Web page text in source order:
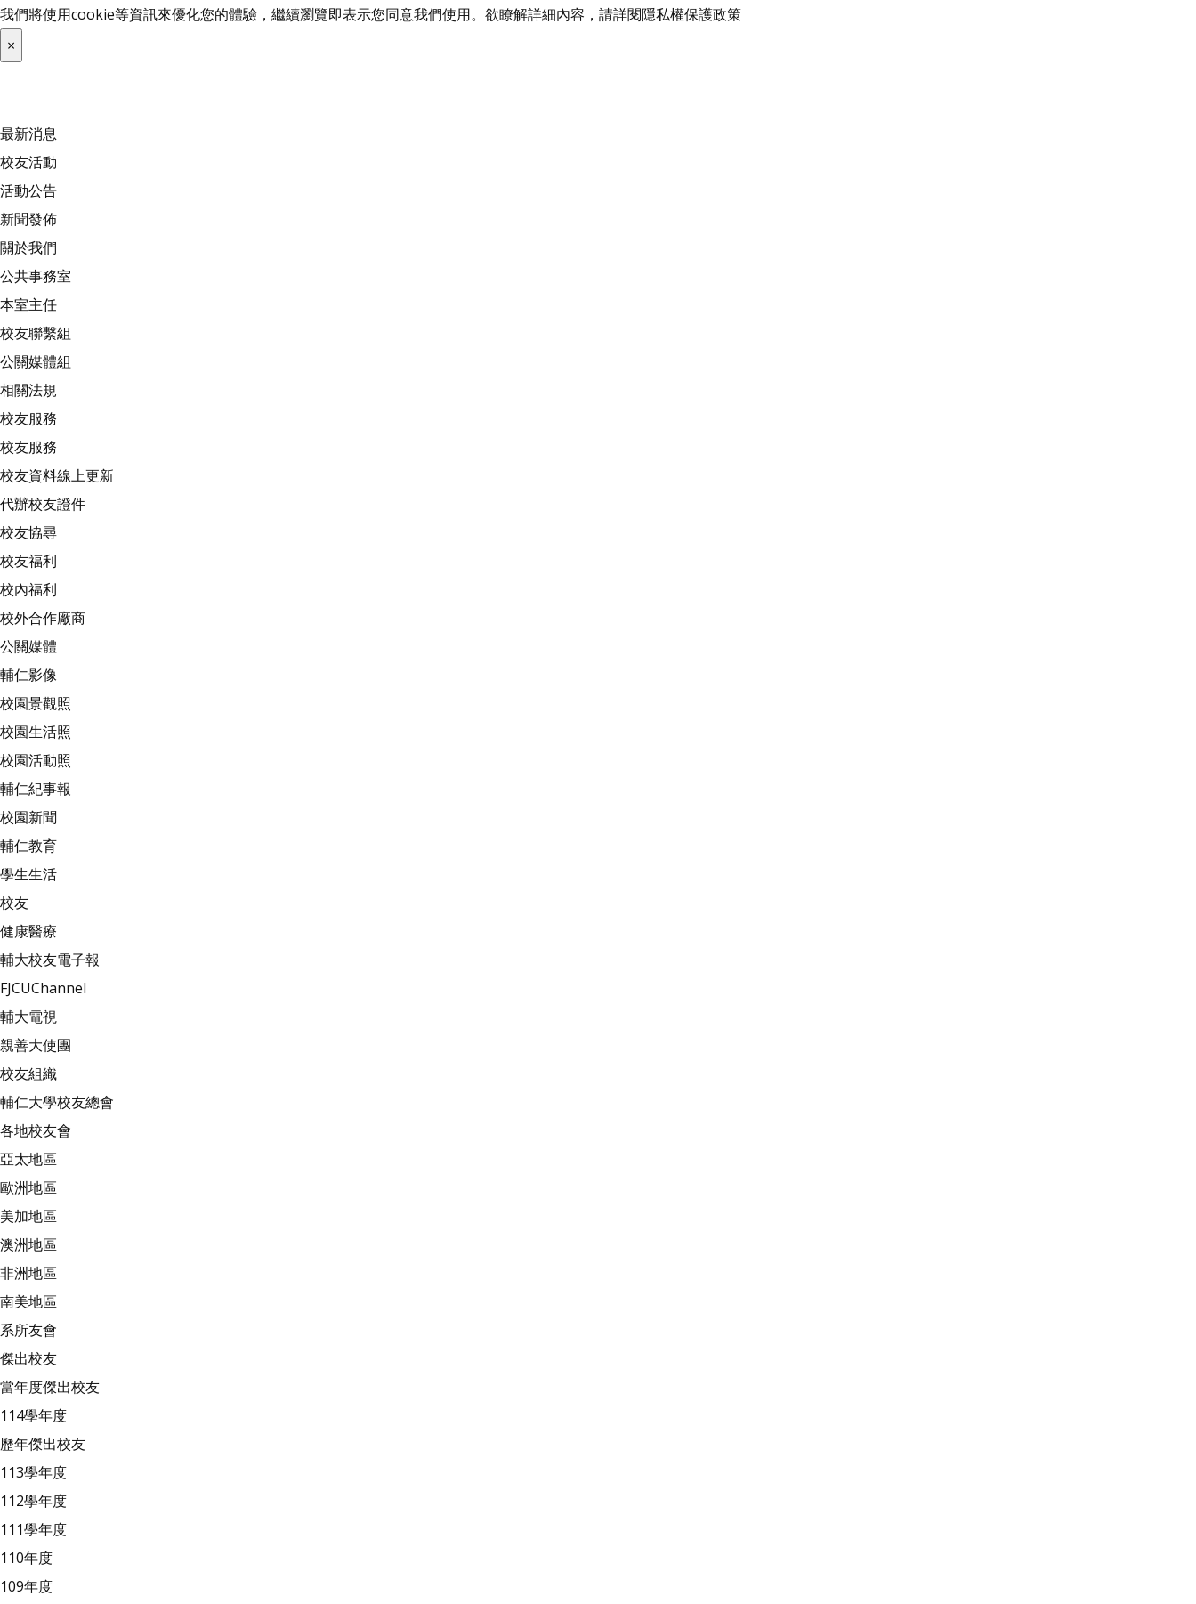
我們將使用cookie等資訊來優化您的體驗，繼續瀏覽即表示您同意我們使用。欲瞭解詳細內容，請詳閱隱私權保護政策
×
最新消息
校友活動
活動公告
新聞發佈
關於我們
公共事務室
本室主任
校友聯繫組
公關媒體組
相關法規
校友服務
校友服務
校友資料線上更新
代辦校友證件
校友協尋
校友福利
校內福利
校外合作廠商
公關媒體
輔仁影像
校園景觀照
校園生活照
校園活動照
輔仁紀事報
校園新聞
輔仁教育
學生生活
校友
健康醫療
輔大校友電子報
FJCUChannel
輔大電視
親善大使團
校友組織
輔仁大學校友總會
各地校友會
亞太地區
歐洲地區
美加地區
澳洲地區
非洲地區
南美地區
系所友會
傑出校友
當年度傑出校友
114學年度
歷年傑出校友
113學年度
112學年度
111學年度
110年度
109年度